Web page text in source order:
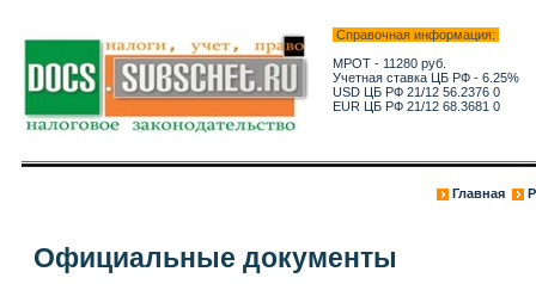
Справочная информация:
МРОТ - 11280 руб.
Учетная ставка ЦБ РФ - 6.25%
USD ЦБ РФ 21/12 56.2376 0
EUR ЦБ РФ 21/12 68.3681 0
Главная
Официальные документы